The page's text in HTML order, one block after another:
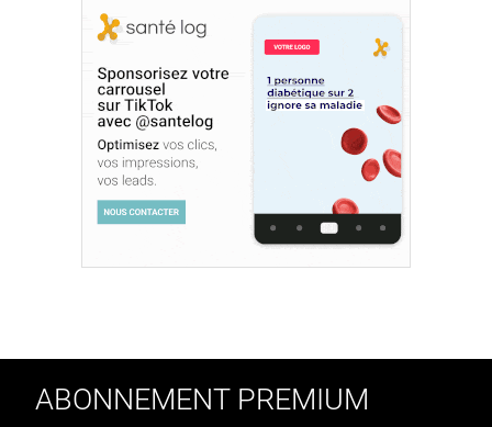
ABONNEMENT PREMIUM